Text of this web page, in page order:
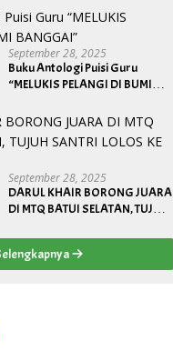
September 28, 2025
Buku Antologi Puisi Guru
“MELUKIS PELANGI DI BUMI
September 28, 2025
DARUL KHAIR BORONG JUARA
DI MTQ BATUI SELATAN, TUJUH